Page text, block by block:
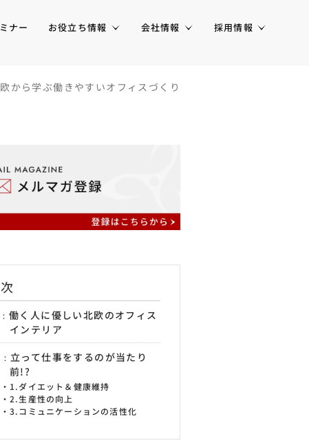
ナー お役立ち情報 会社情報 採用情報
から学ぶ働きやすいオフィスづくり
働く人に優しい北欧のオフィス
インテリア
立って仕事をするのが当たり
前!?
1.ダイエット＆健康維持
2.生産性の向上
3.コミュニケーションの活性化